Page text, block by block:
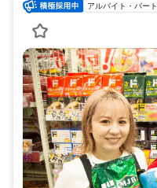
アルバイト・パート